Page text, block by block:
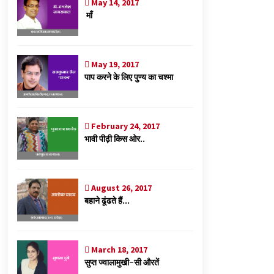
May 14, 2017
माँ
May 19, 2017
पाप करने के लिए पुण्य का चश्मा
February 24, 2017
भावी पीढ़ी किस ओर..
August 26, 2017
बहाने ढूंढते हैं…
March 18, 2017
सुप्त ज्वालामुखी-सी औरतें